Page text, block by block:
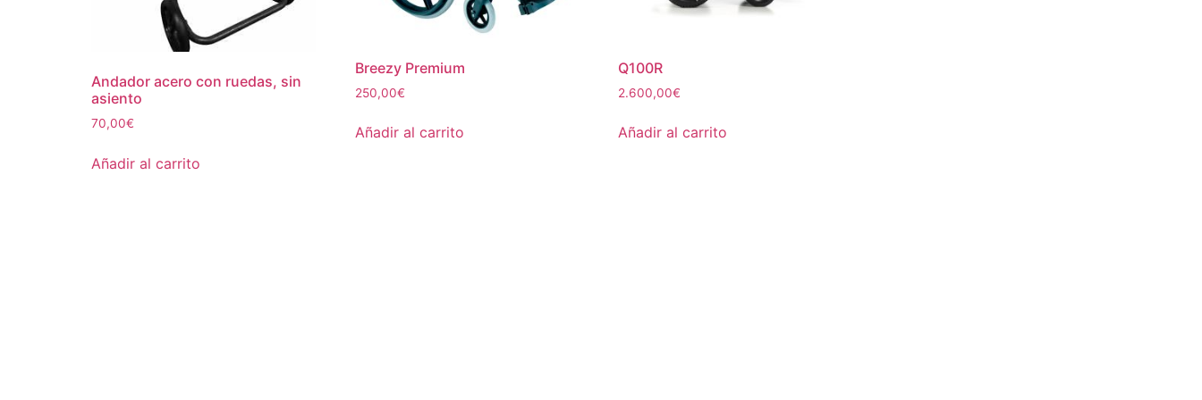
Andador acero con ruedas, sin
asiento
70,00€
Añadir al carrito
Breezy Premium
250,00€
Añadir al carrito
Q100R
2.600,00€
Añadir al carrito